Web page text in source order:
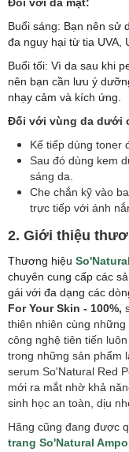
Buổi sáng: Bạn nên sử
đa nguy hại từ tia UVA,
Buổi tối: Vì da sau khi
nên bạn cần lưu ý
nhạy cảm và kích ứng.
Đối với vùng da dưới
Kế tiếp dùng toner
Sau đó dùng kem
sáng da.
Che chắn kỹ vào
trực tiếp với ánh
2. Giới thiệu
Thương hiệu So'Natural
chuyên cung cấp các
gái với đa dạng các
For Your Skin - 100%,
thiên nhiên cùng
công nghệ tiên tiến
trong những sản phẩm
serum So'Natural Red
mới ra mắt nhờ khả
sinh học an toàn, dịu
Hãng cũng đang được
trang So'Natural